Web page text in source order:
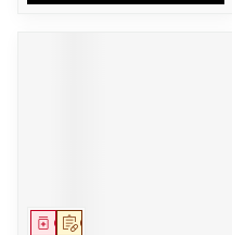
Op voorschrift
Geneesmiddel